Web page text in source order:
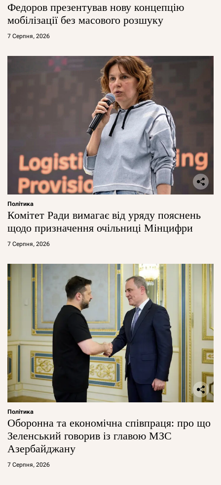
Федоров презентував нову концепцію
мобілізації без масового розшуку
7 Серпня, 2026
Політика
Комітет Ради вимагає від уряду пояснень
щодо призначення очільниці Мінцифри
7 Серпня, 2026
Політика
Оборонна та економічна співпраця: про що
Зеленський говорив із главою МЗС
Азербайджану
7 Серпня, 2026